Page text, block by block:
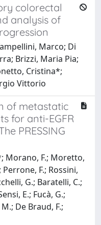
colorectal
analysis of
Marco; Di
Brizzi, Maria Pia;
Cristina*;
Vittorio
of metastatic
for anti-EGFR
PRESSING
Morano, F.; Moretto,
F.; Rossini,
G.; Baratelli, C.;
E.; Fucà, G.;
De Braud, F.;